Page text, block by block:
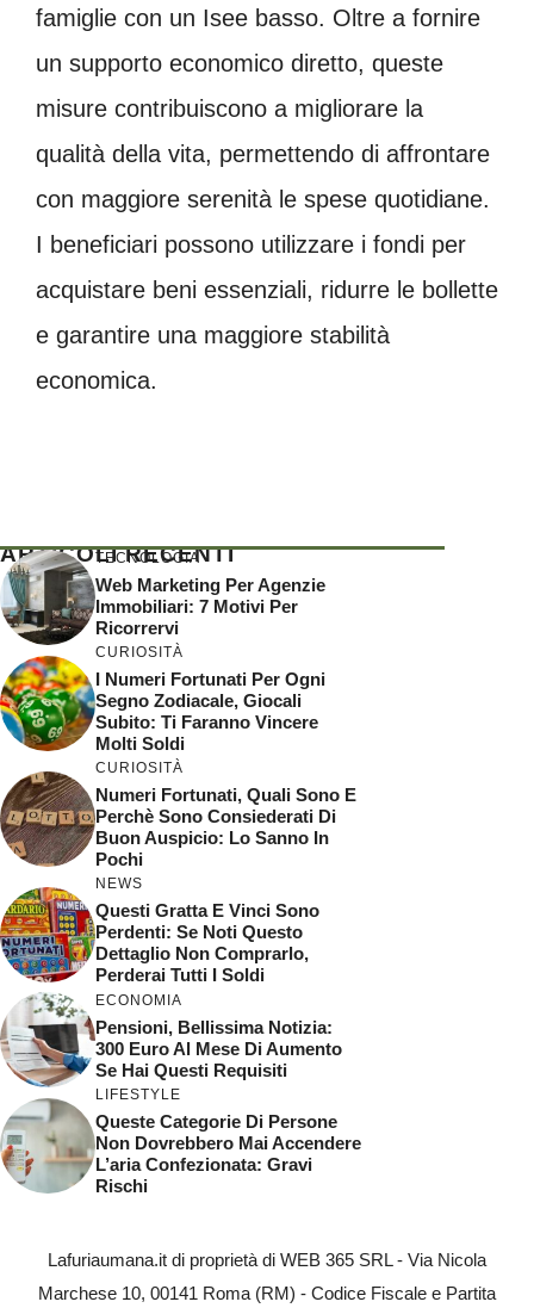
famiglie con un Isee basso. Oltre a fornire
un supporto economico diretto, queste
misure contribuiscono a migliorare la
qualità della vita, permettendo di affrontare
con maggiore serenità le spese quotidiane.
I beneficiari possono utilizzare i fondi per
acquistare beni essenziali, ridurre le bollette
e garantire una maggiore stabilità
economica.
ARTICOLI RECENTI
TECNOLOGIA
Web Marketing Per Agenzie
Immobiliari: 7 Motivi Per
Ricorrervi
CURIOSITÀ
I Numeri Fortunati Per Ogni
Segno Zodiacale, Giocali
Subito: Ti Faranno Vincere
Molti Soldi
CURIOSITÀ
Numeri Fortunati, Quali Sono E
Perchè Sono Consiederati Di
Buon Auspicio: Lo Sanno In
Pochi
NEWS
Questi Gratta E Vinci Sono
Perdenti: Se Noti Questo
Dettaglio Non Comprarlo,
Perderai Tutti I Soldi
ECONOMIA
Pensioni, Bellissima Notizia:
300 Euro Al Mese Di Aumento
Se Hai Questi Requisiti
LIFESTYLE
Queste Categorie Di Persone
Non Dovrebbero Mai Accendere
L’aria Confezionata: Gravi
Rischi
Lafuriaumana.it di proprietà di WEB 365 SRL - Via Nicola
Marchese 10, 00141 Roma (RM) - Codice Fiscale e Partita